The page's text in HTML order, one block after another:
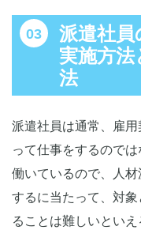
派遣社
実施方
法
派遣社員は通常、雇
って仕事をするので
働いているので、人
するに当たって、対
ることは難しいといえ